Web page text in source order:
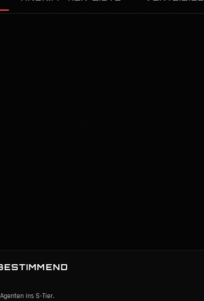
ins S-Tier.